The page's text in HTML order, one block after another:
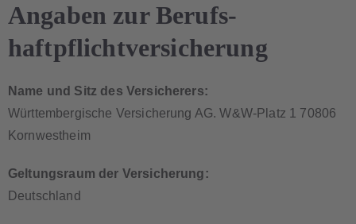
Angaben zur Berufs­
haftpflicht­versicherung
Name und Sitz des Versicherers:
Württembergische Versicherung AG. W&W-Platz 1 70806
Kornwestheim
Geltungsraum der Versicherung:
Deutschland